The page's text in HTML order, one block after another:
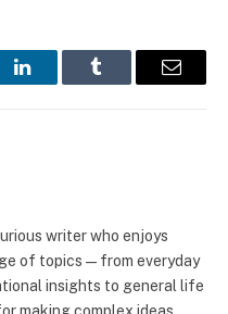
LinkedInTumblr Email
writer who enjoys
of topics—from everyday
insights to general life